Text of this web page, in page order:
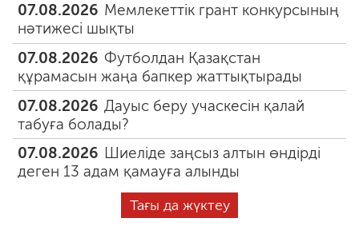
07.08.2026 Мемлекеттік грант конкурсының
нәтижесі шықты
07.08.2026 Футболдан Қазақстан
құрамасын жаңа бапкер жаттықтырады
07.08.2026 Дауыс беру учаскесін қалай
табуға болады?
07.08.2026 Шиеліде заңсыз алтын өндірді
деген 13 адам қамауға алынды
Тағы да жүктеу